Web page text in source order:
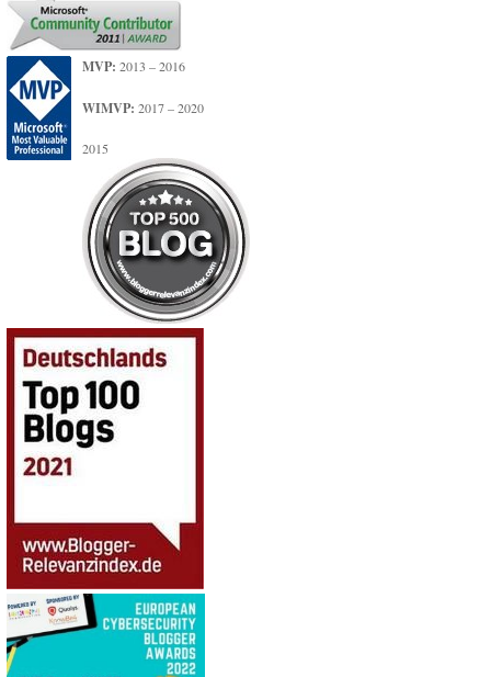
MVP: 2013 – 2016
WIMVP: 2017 – 2020
2015